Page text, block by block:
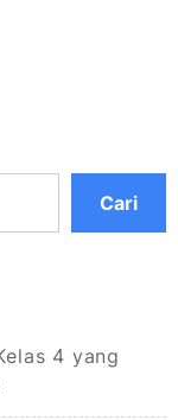
Cari
4 yang